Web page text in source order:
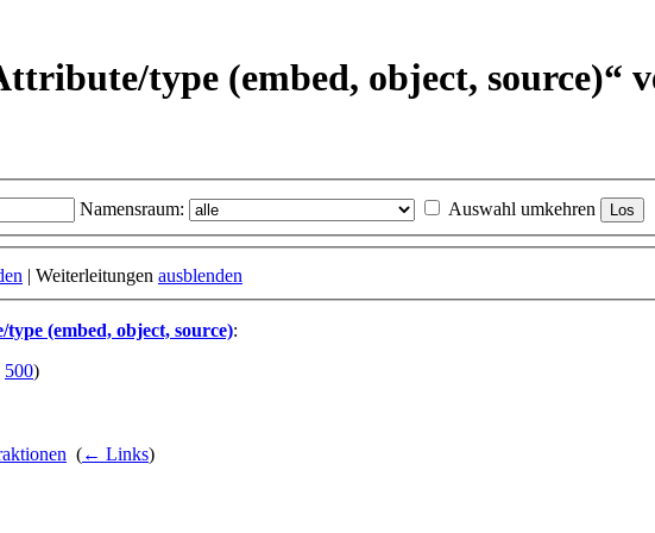
type (embed, object, source)“
Namensraum:
Auswahl umkehren
| Weiterleitungen ausblenden
(embed, object, source):
500)
(← Links)